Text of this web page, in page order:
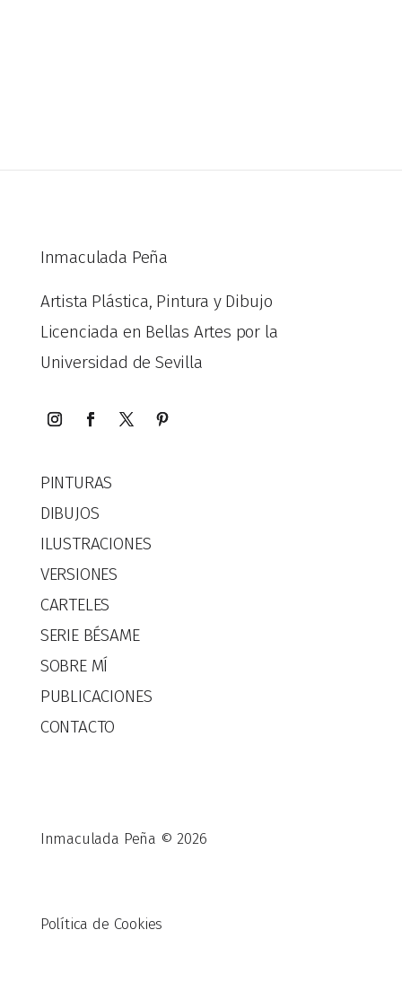
Inmaculada Peña
Artista Plástica, Pintura y Dibujo
Licenciada en Bellas Artes por la
Universidad de Sevilla
PINTURAS
DIBUJOS
ILUSTRACIONES
VERSIONES
CARTELES
SERIE BÉSAME
SOBRE MÍ
PUBLICACIONES
CONTACTO
Inmaculada Peña © 2026
Política de Cookies